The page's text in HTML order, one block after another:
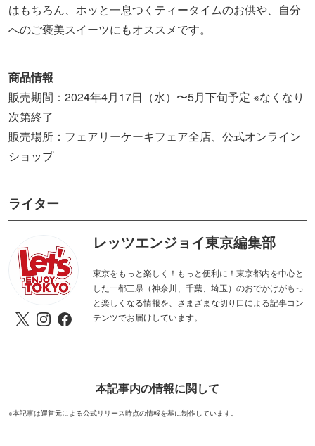
はもちろん、ホッと一息つくティータイムのお供や、自分
へのご褒美スイーツにもオススメです。
商品情報
販売期間：2024年4月17日（水）〜5月下旬予定 ※なくなり
次第終了
販売場所：フェアリーケーキフェア全店、公式オンライン
ショップ
ライター
レッツエンジョイ東京編集部
東京をもっと楽しく！もっと便利に！東京都内を中心と
した一都三県（神奈川、千葉、埼玉）のおでかけがもっ
と楽しくなる情報を、さまざまな切り口による記事コン
テンツでお届けしています。
本記事内の情報に関して
※本記事は運営元による公式リリース時点の情報を基に制作しています。